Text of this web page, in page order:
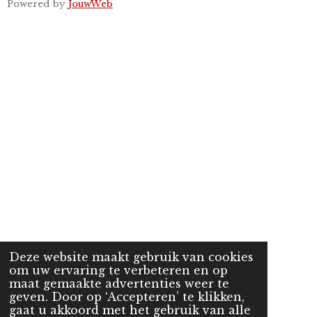
Deze website maakt gebruik van cookies
om uw ervaring te verbeteren en op
maat gemaakte advertenties weer te
geven. Door op ‘Accepteren’ te klikken,
gaat u akkoord met het gebruik van alle
Powered by JouwWeb